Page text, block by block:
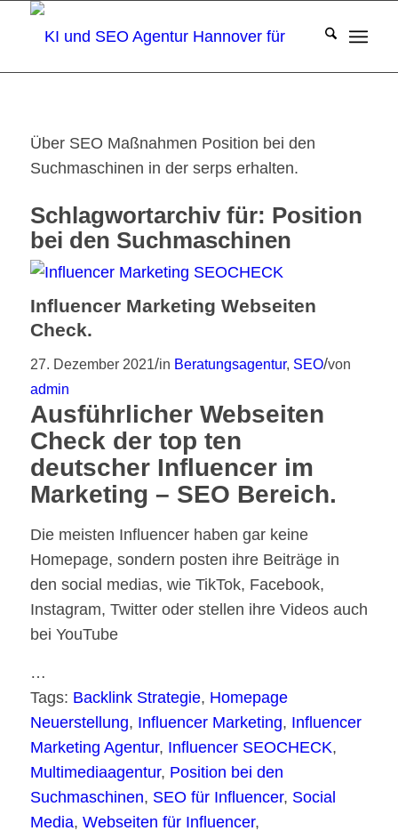
Über SEO Maßnahmen Position bei den
Suchmaschinen in der serps erhalten.
Schlagwortarchiv für: Position
bei den Suchmaschinen
Influencer Marketing Webseiten
Check.
27. Dezember 2021/in Beratungsagentur, SEO/von
admin
Ausführlicher Webseiten
Check der top ten
deutscher Influencer im
Marketing – SEO Bereich.
Die meisten Influencer haben gar keine
Homepage, sondern posten ihre Beiträge in
den social medias, wie TikTok, Facebook,
Instagram, Twitter oder stellen ihre Videos auch
bei YouTube
…
Tags: Backlink Strategie, Homepage
Neuerstellung, Influencer Marketing, Influencer
Marketing Agentur, Influencer SEOCHECK,
Multimediaagentur, Position bei den
Suchmaschinen, SEO für Influencer, Social
Media, Webseiten für Influencer,